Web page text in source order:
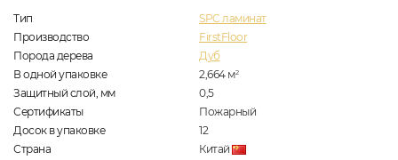
Тип
SPC ламинат
Производство
FirstFloor
Порода дерева
Дуб
В одной упаковке
2,664 м2
Защитный слой, мм
0,5
Сертификаты
Пожарный
Досок в упаковке
12
Страна
Китай